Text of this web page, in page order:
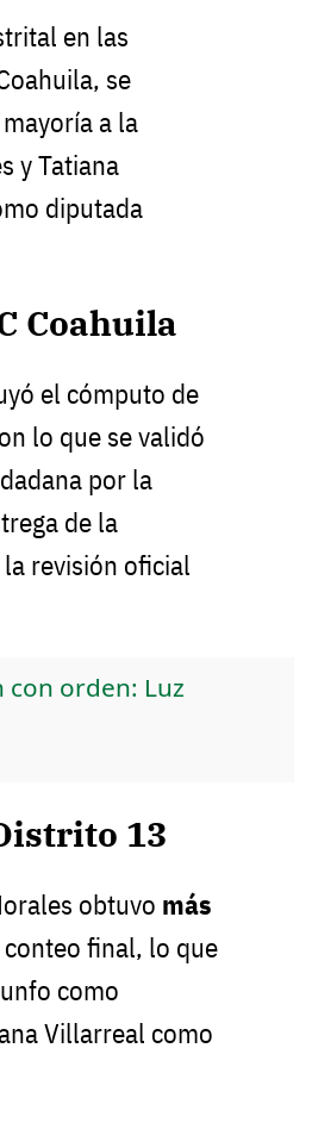
en las
se
a la
y Tatiana
diputada
Coahuila
el cómputo de
lo que se validó
por la
de la
revisión oficial
con orden: Luz
13
obtuvo más
final, lo que
como
Villarreal como